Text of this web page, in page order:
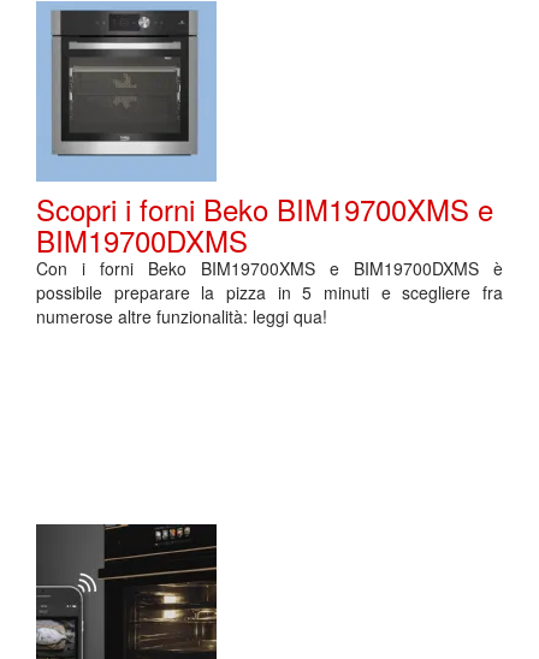
Scopri i forni Beko BIM19700XMS e
BIM19700DXMS
Con i forni Beko BIM19700XMS e BIM19700DXMS è
possibile preparare la pizza in 5 minuti e scegliere fra
numerose altre funzionalità: leggi qua!